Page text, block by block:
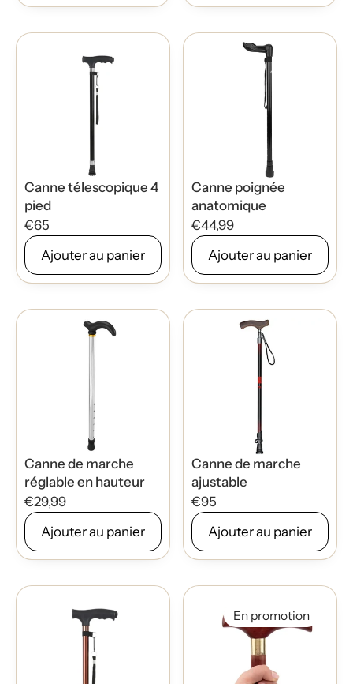
Canne télescopique 4
pied
€65
Ajouter au panier
Canne poignée
anatomique
€44,99
Ajouter au panier
Canne de marche
réglable en hauteur
€29,99
Ajouter au panier
Canne de marche
ajustable
€95
Ajouter au panier
En promotion